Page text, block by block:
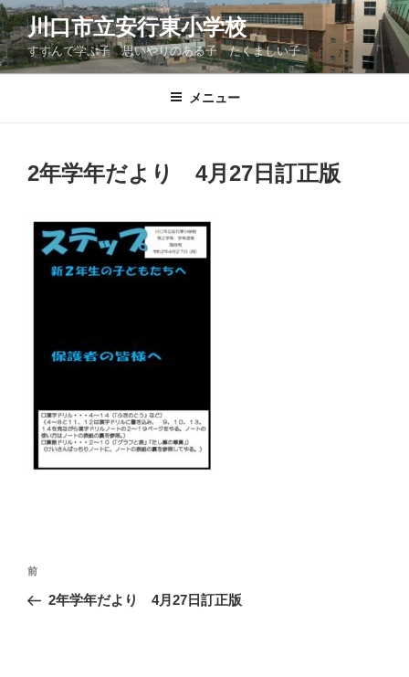
コ
ン
テ
ン
川口市立安行東小学校
すすんで学ぶ子 思いやりのある子 たくましい子
メニュー
2年学年だより 4月27日訂正版
投
ナ
前
の
前
2年学年だより 4月27日訂正版